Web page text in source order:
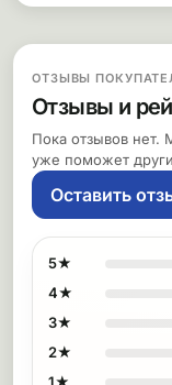
ОТЗЫВЫ
Отзывы и
Пока отзывов нет.
уже поможет
Оставить
5★
4★
3★
2★